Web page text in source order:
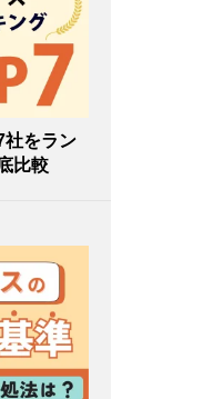
社をラン
比較